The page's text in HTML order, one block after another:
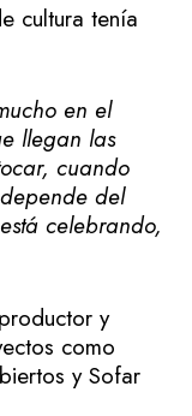
cultura tenía
en el
llegan las
cuando
del
celebrando,
y
como
y Sofar